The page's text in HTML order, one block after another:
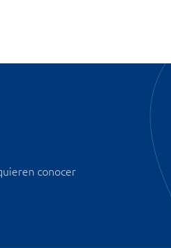
conocer